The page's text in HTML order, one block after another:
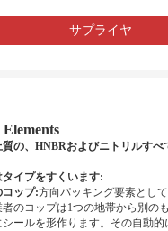
サプライヤ
の、HNBRおよびニトリルすべ
イプをすくいます:
コップ:方向パッキング要素とし
のコップは1つの地帯から別の
ールを形作ります。その自動